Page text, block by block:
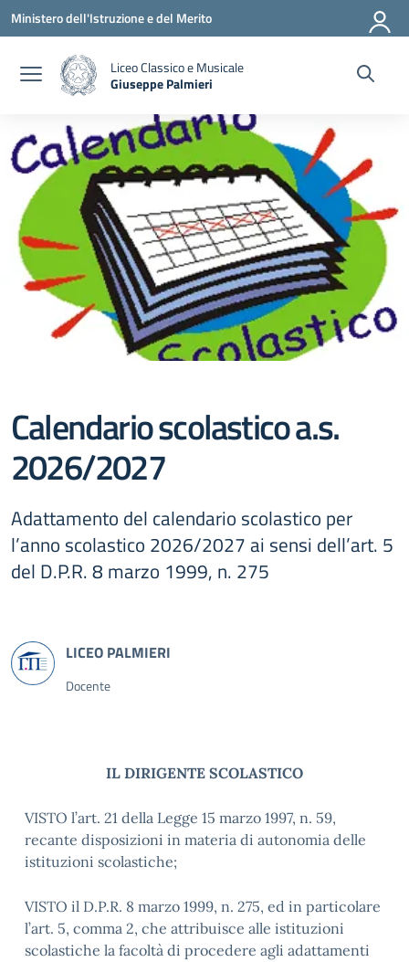
Vai ai contenuti
Vai al menu di navigazione
Vai al footer
Ministero dell'Istruzione e del Merito
Liceo Classico e Musicale
Giuseppe Palmieri
Calendario scolastico a.s.
2026/2027
Adattamento del calendario scolastico per
l’anno scolastico 2026/2027 ai sensi dell’art. 5
del D.P.R. 8 marzo 1999, n. 275
Docente
IL DIRIGENTE SCOLASTICO
VISTO l’art. 21 della Legge 15 marzo 1997, n. 59,
recante disposizioni in materia di autonomia delle
istituzioni scolastiche;
VISTO il D.P.R. 8 marzo 1999, n. 275, ed in particolare
l’art. 5, comma 2, che attribuisce alle istituzioni
scolastiche la facoltà di procedere agli adattamenti